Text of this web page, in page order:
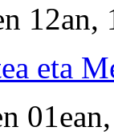
12an,
eta